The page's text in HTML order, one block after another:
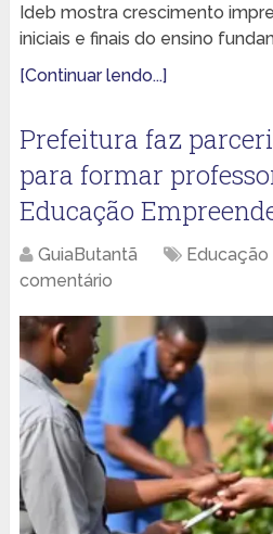
Ideb mostra crescimento
iniciais e finais do ensino
[Continuar lendo...]
Prefeitura faz
para formar
Educação
GuiaButantã Educação
comentário